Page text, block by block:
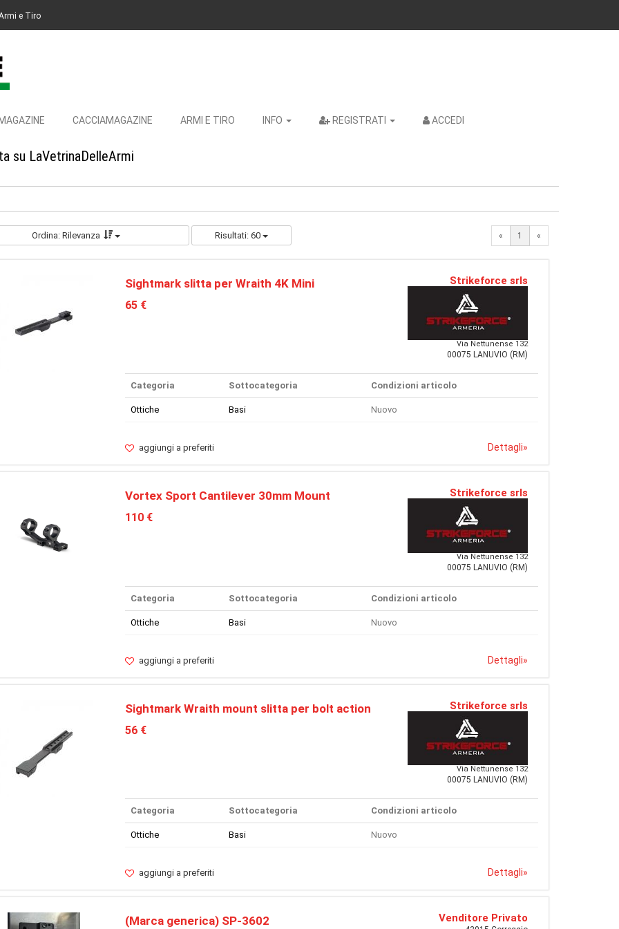
e Tiro
CACCIAMAGAZINE ARMI E TIRO INFO REGISTRATI ACCEDI
su LaVetrinaDelleArmi
Ordina: Rilevanza Risultati: 60 « 1 «
Sightmark slitta per Wraith 4K Mini
65 €
Strikeforce srls
Via Nettunense 132
00075 LANUVIO (RM)
Categoria Sottocategoria Condizioni articolo
Ottiche Basi Nuovo
aggiungi a preferiti Dettagli»
Vortex Sport Cantilever 30mm Mount
110 €
Strikeforce srls
Via Nettunense 132
00075 LANUVIO (RM)
Categoria Sottocategoria Condizioni articolo
Ottiche Basi Nuovo
aggiungi a preferiti Dettagli»
Sightmark Wraith mount slitta per bolt action
56 €
Strikeforce srls
Via Nettunense 132
00075 LANUVIO (RM)
Categoria Sottocategoria Condizioni articolo
Ottiche Basi Nuovo
aggiungi a preferiti Dettagli»
(Marca generica) SP-3602 Venditore Privato